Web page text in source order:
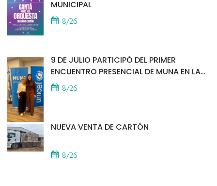
MUNICIPAL
8/26
9 DE JULIO PARTICIPÓ DEL PRIMER
ENCUENTRO PRESENCIAL DE MUNA EN LA
SEDE DE UNICEF
8/26
NUEVA VENTA DE CARTÓN
8/26